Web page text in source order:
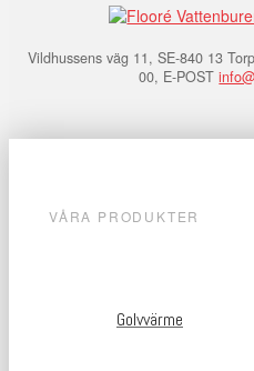
Vildhussens väg 11, SE-840 13
00, E-POST
VÅRA PRODUKTER
Golvvärme